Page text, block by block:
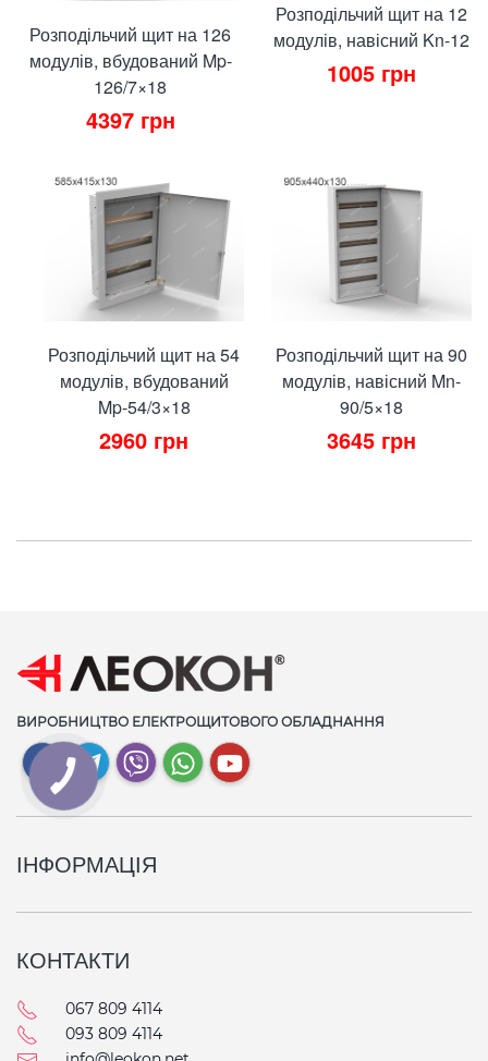
Розподільчий щит на 126
модулів, вбудований Mp-
126/7×18
4397 грн
Розподільчий щит на 12
модулів, навісний Kn-12
1005 грн
Розподільчий щит на 54
модулів, вбудований
Mp-54/3×18
2960 грн
Розподільчий щит на 90
модулів, навісний Mn-
90/5×18
3645 грн
ВИРОБНИЦТВО ЕЛЕКТРОЩИТОВОГО ОБЛАДНАННЯ
ІНФОРМАЦІЯ
КОНТАКТИ
067 809 4114
093 809 4114